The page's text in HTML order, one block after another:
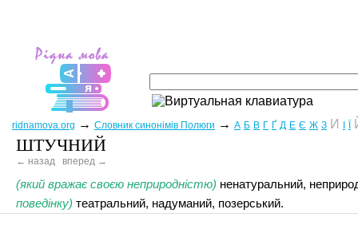
ridnamova.org → Словник синонімів Полюги → А Б В Г Ґ Д Е Є Ж З И
ШТУЧНИЙ
← назад вперед →
(який вражає своєю неприродністю) ненатуральний,
поведінку) театральний, надуманий, позерський.